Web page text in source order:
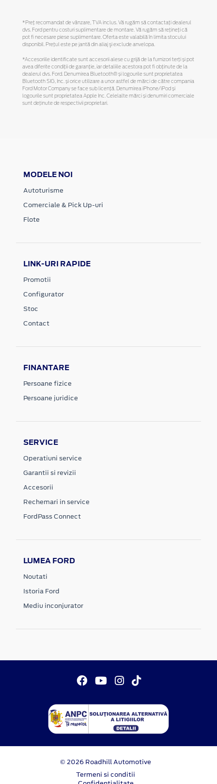
*Preţ recomandat de vânzare, TVA inclus. Vă rugăm să contactaţi dealerul
dvs. Ford pentru costuri suplimentare de montare. Vă rugăm să reţineţi că
pot fi necesare piese suplimentare. Oferta este valabilă în limita stocului
disponibil. Preţul este pe jantă din aliaj şi exclude anvelopa.
*Accesoriile identificate sunt accesorii alese cu grijă de la furnizori terți și pot
avea diferite condiții de garanție, iar detaliile acestora pot fi obținute de la
dealerul dvs. Ford. Denumirea Bluetooth® și logourile sunt proprietatea
Bluetooth SIG, Inc. și orice utilizare a unor astfel de mărci de către compania
Ford Motor Company se face sub licență. Denumirea iPhone/iPod și
logourile sunt proprietatea Apple Inc. Celelalte mărci și denumiri comerciale
sunt deținute de respectivii proprietari.
MODELE NOI
Autoturisme
Comerciale & Pick Up-uri
Flote
LINK-URI RAPIDE
Promotii
Configurator
Stoc
Contact
FINANTARE
Persoane fizice
Persoane juridice
SERVICE
Operatiuni service
Garantii si revizii
Accesorii
Rechemari in service
FordPass Connect
LUMEA FORD
Noutati
Istoria Ford
Mediu inconjurator
© 2026 Roadhill Automotive
Termeni si conditii